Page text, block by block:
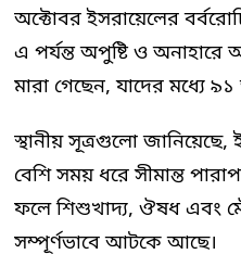
অক্টোবর ইসরায়েলের
এ পর্যন্ত অপুষ্টি ও অনাহারে
মারা গেছেন, যাদের মধ্যে
স্থানীয় সূত্রগুলো
বেশি সময় ধরে সীমান্ত
ফলে শিশুখাদ্য, ঔষধ এবং
সম্পূর্ণভাবে আটকে আছে।